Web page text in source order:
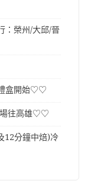
：榮州/大邱/晉
盒開始♡♡
場往高雄♡♡
12分鐘中焙)冷